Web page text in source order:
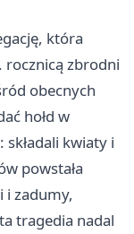
która
rocznicą zbrodni
obecnych
hołd w
kwiaty i
powstała
i zadumy,
tragedia nadal